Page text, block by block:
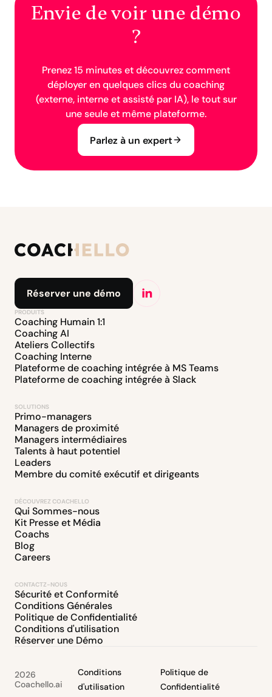
Envie de voir une démo
?
Prenez 15 minutes et découvrez comment
déployer en quelques clics du coaching
(externe, interne et assisté par IA), le tout sur
une seule et même plateforme.
Parlez à un expert
Réserver une démo
PRODUITS
Coaching Humain 1:1
Coaching AI
Ateliers Collectifs
Coaching Interne
Plateforme de coaching intégrée à MS Teams
Plateforme de coaching intégrée à Slack
SOLUTIONS
Primo-managers
Managers de proximité
Managers intermédiaires
Talents à haut potentiel
Leaders
Membre du comité exécutif et dirigeants
DÉCOUVREZ COACHELLO
Qui Sommes-nous
Kit Presse et Média
Coachs
Blog
Careers
CONTACTZ-NOUS
Sécurité et Conformité
Conditions Générales
Politique de Confidentialité
Conditions d'utilisation
Réserver une Démo
2026
Coachello.ai
Conditions
d'utilisation
Politique de
Confidentialité